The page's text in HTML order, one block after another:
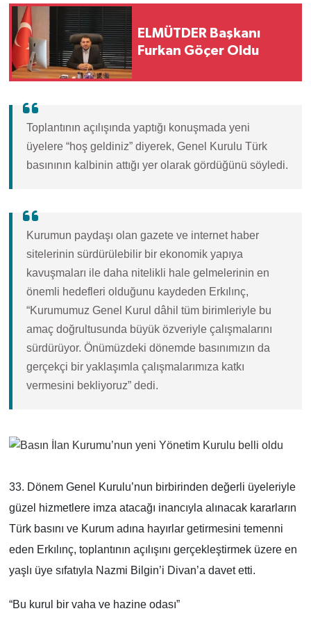
ELMÜTDER Başkanı
Furkan Göçer Oldu
Toplantının açılışında yaptığı konuşmada yeni
üyelere “hoş geldiniz” diyerek, Genel Kurulu Türk
basınının kalbinin attığı yer olarak gördüğünü söyledi.
Kurumun paydaşı olan gazete ve internet haber
sitelerinin sürdürülebilir bir ekonomik yapıya
kavuşmaları ile daha nitelikli hale gelmelerinin en
önemli hedefleri olduğunu kaydeden Erkılınç,
“Kurumumuz Genel Kurul dâhil tüm birimleriyle bu
amaç doğrultusunda büyük özveriyle çalışmalarını
sürdürüyor. Önümüzdeki dönemde basınımızın da
gerçekçi bir yaklaşımla çalışmalarımıza katkı
vermesini bekliyoruz” dedi.
33. Dönem Genel Kurulu’nun birbirinden değerli üyeleriyle
güzel hizmetlere imza atacağı inancıyla alınacak kararların
Türk basını ve Kurum adına hayırlar getirmesini temenni
eden Erkılınç, toplantının açılışını gerçekleştirmek üzere en
yaşlı üye sıfatıyla Nazmi Bilgin’i Divan’a davet etti.
“Bu kurul bir vaha ve hazine odası”